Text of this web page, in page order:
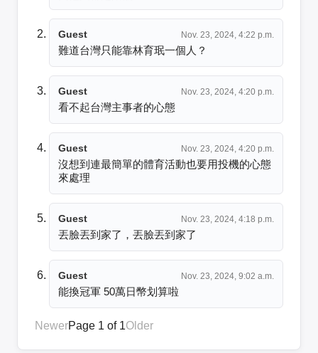
Guest Nov. 23, 2024, 4:22 p.m.
難道台灣只能靠林育珉一個人？
Guest Nov. 23, 2024, 4:20 p.m.
看不起台灣主事者的心態
Guest Nov. 23, 2024, 4:20 p.m.
沒想到連最簡單的體育活動也要用投機的心態
來處理
Guest Nov. 23, 2024, 4:18 p.m.
丟臉丟到家了，丟臉丟到家了
Guest Nov. 23, 2024, 9:02 a.m.
能換冠軍 50萬日幣划算啦
NewerPage 1 of 1Older